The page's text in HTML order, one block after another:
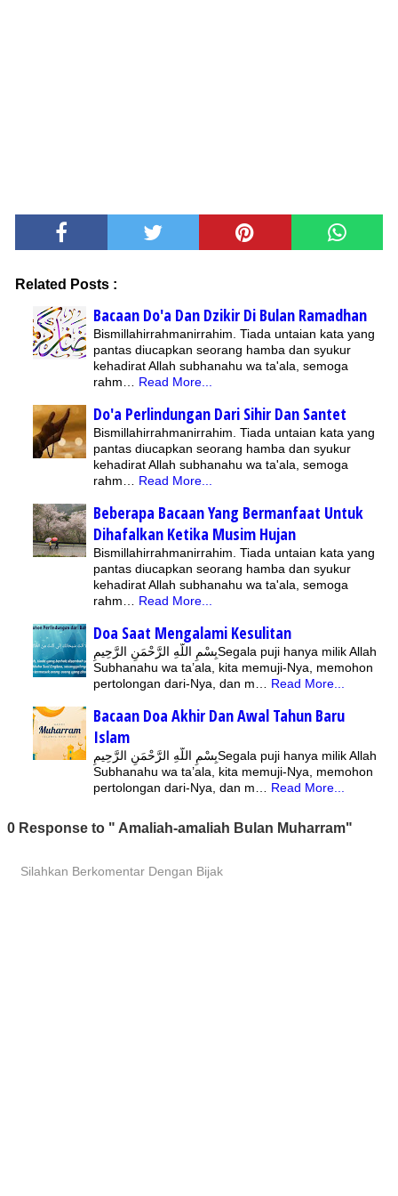
Related Posts :
Bacaan Do'a Dan Dzikir Di Bulan Ramadhan
Bismillahirrahmanirrahim. Tiada untaian kata yang
pantas diucapkan seorang hamba dan syukur
kehadirat Allah subhanahu wa ta'ala, semoga
rahm… Read More...
Do'a Perlindungan Dari Sihir Dan Santet
Bismillahirrahmanirrahim. Tiada untaian kata yang
pantas diucapkan seorang hamba dan syukur
kehadirat Allah subhanahu wa ta'ala, semoga
rahm… Read More...
Beberapa Bacaan Yang Bermanfaat Untuk
Dihafalkan Ketika Musim Hujan
Bismillahirrahmanirrahim. Tiada untaian kata yang
pantas diucapkan seorang hamba dan syukur
kehadirat Allah subhanahu wa ta'ala, semoga
rahm… Read More...
Doa Saat Mengalami Kesulitan
بِسْمِ اللَّهِ الرَّحْمَنِ الرَّحِيمِSegala puji hanya milik Allah
Subhanahu wa ta’ala, kita memuji-Nya, memohon
pertolongan dari-Nya, dan m… Read More...
Bacaan Doa Akhir Dan Awal Tahun Baru
Islam
بِسْمِ اللَّهِ الرَّحْمَنِ الرَّحِيمِSegala puji hanya milik Allah
Subhanahu wa ta’ala, kita memuji-Nya, memohon
pertolongan dari-Nya, dan m… Read More...
0 Response to " Amaliah-amaliah Bulan Muharram"
Silahkan Berkomentar Dengan Bijak